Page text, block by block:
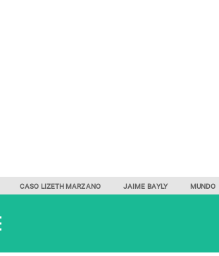
CASO LIZETH MARZANO JAIME BAYLY MUNDO